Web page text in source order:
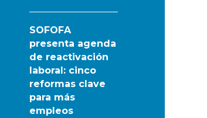
SOFOFA
presenta agenda
de reactivación
laboral: cinco
reformas clave
para más
empleos